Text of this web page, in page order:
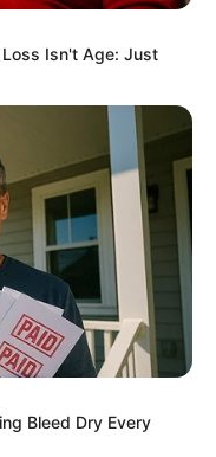
Isn't Age: Just
Bleed Dry Every